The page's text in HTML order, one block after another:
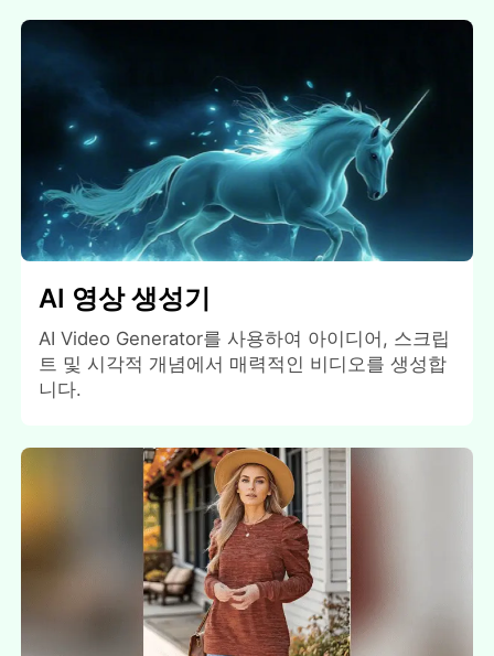
AI 영상 생성기
AI Video Generator를 사용하여 아이디어, 스크립
트 및 시각적 개념에서 매력적인 비디오를 생성합
니다.